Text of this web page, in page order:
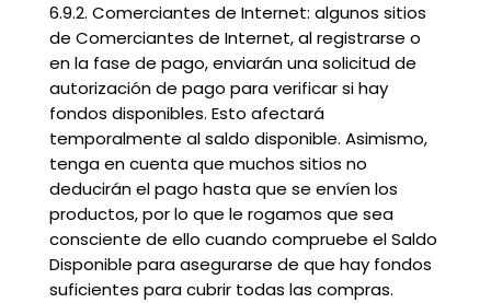
6.9.2. Comerciantes de Internet: algunos sitios
de Comerciantes de Internet, al registrarse o
en la fase de pago, enviarán una solicitud de
autorización de pago para verificar si hay
fondos disponibles. Esto afectará
temporalmente al saldo disponible. Asimismo,
tenga en cuenta que muchos sitios no
deducirán el pago hasta que se envíen los
productos, por lo que le rogamos que sea
consciente de ello cuando compruebe el Saldo
Disponible para asegurarse de que hay fondos
suficientes para cubrir todas las compras.